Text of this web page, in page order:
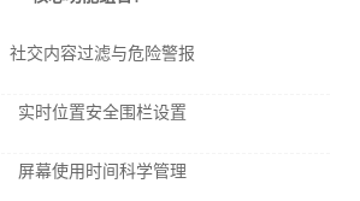
社交内容过滤与危险警报
实时位置安全围栏设置
屏幕使用时间科学管理